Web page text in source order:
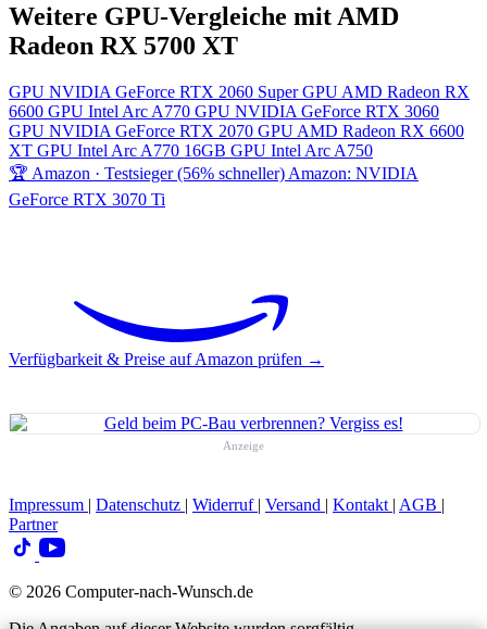
Weitere GPU-Vergleiche mit AMD
Radeon RX 5700 XT
GPU NVIDIA GeForce RTX 2060 Super GPU AMD Radeon RX
6600 GPU Intel Arc A770 GPU NVIDIA GeForce RTX 3060
GPU NVIDIA GeForce RTX 2070 GPU AMD Radeon RX 6600
XT GPU Intel Arc A770 16GB GPU Intel Arc A750
🏆 Amazon · Testsieger (56% schneller) Amazon: NVIDIA
GeForce RTX 3070 Ti
Verfügbarkeit & Preise auf Amazon prüfen →
Anzeige
Impressum | Datenschutz | Widerruf | Versand | Kontakt | AGB |
Partner
© 2026 Computer-nach-Wunsch.de